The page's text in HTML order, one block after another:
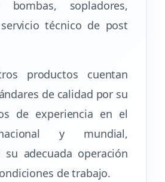
sopladores,
técnico de post
productos cuentan
de calidad por su
de experiencia en el
y mundial,
su adecuada operación
de trabajo.